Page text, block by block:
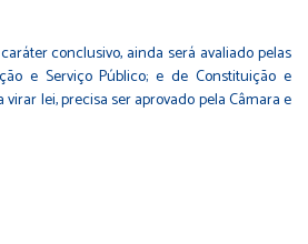
conclusivo, ainda será avaliado pelas
e Serviço Público; e de Constituição e
virar lei, precisa ser aprovado pela Câmara e